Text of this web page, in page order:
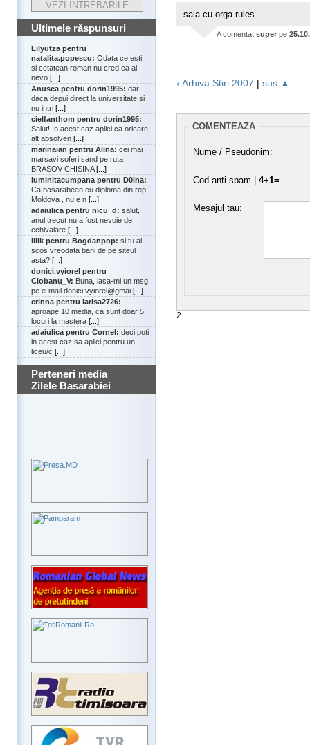
Ultimele răspunsuri
Lilyutza pentru
natalita.popescu: Odata ce esti
si cetatean roman nu cred ca ai
nevo [...]
Anusca pentru dorin1995: dar
daca depui direct la universitate si
nu intri [...]
cielfanthom pentru dorin1995:
Salut! In acest caz aplici ca oricare
alt absolven [...]
marinaian pentru Alina: cei mai
marsavi soferi sand pe ruta
BRASOV-CHISINA[...]
luminitacumpana pentru D0ina:
Ca basarabean cu diploma din rep.
Moldova , nu e n [...]
adaiulica pentru nicu_d: salut,
anul trecut nu a fost nevoie de
echivalare [...]
lilik pentru Bogdanpop: si tu ai
scos vreodata bani de pe siteul
asta? [...]
donici.vyiorel pentru
Ciobanu_V: Buna, lasa-mi un msg
pe e-mail donici.vyiorel@gmai [...]
crinna pentru larisa2726:
aproape 10 media, ca sunt doar 5
locuri la mastera [...]
adaiulica pentru Cornel: deci poti
in acest caz sa aplici pentru un
liceu/c [...]
Perteneri media
Zilele Basarabiei
sala cu orga rules
A comentat super pe
‹ Arhiva Stiri 2007 | sus ▲
COMENTEAZA
Nume / Pseudonim:
Cod anti-spam | 4+1=
Mesajul tau:
2